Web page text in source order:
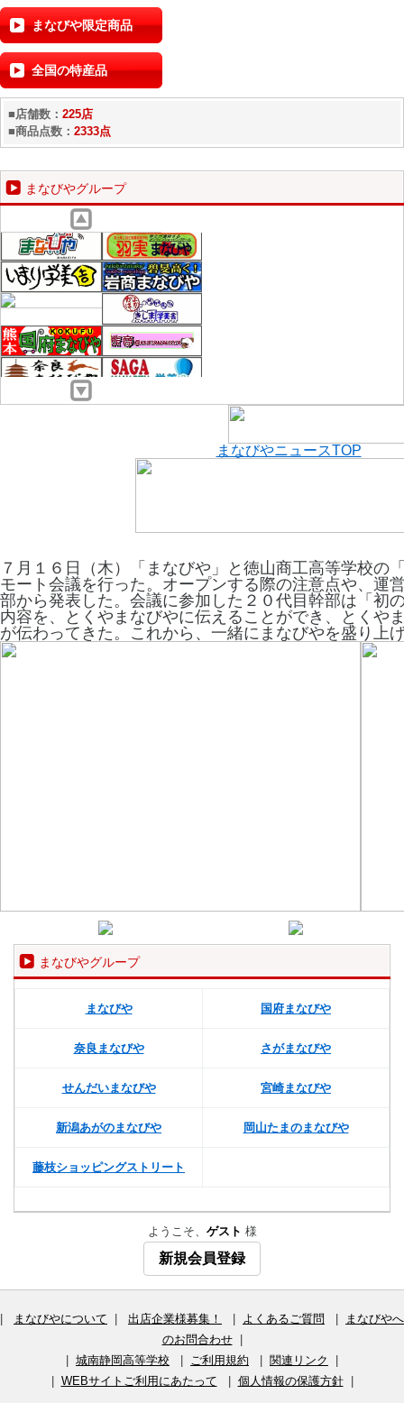
まなびや限定商品
全国の特産品
■店舗数： 225店
■商品点数： 2333点
まなびやグループ
まなびやニュースTOP
７月１６日（木）「まなびや」と徳山商工高等学校の
モート会議を行った。オープンする際の注意点や、運
部から発表した。会議に参加した２０代目幹部は「初
内容を、とくやまなびやに伝えることができ、とくや
が伝わってきた。これから、一緒にまなびやを盛り上
まなびやグループ
まなびや 国府まなびや
奈良まなびや さがまなびや
せんだいまなびや 宮崎まなびや
新潟あがのまなびや 岡山たまのまなびや
藤枝ショッピングストリート
ようこそ、 ゲスト 様
新規会員登録
まなびやについて 出店企業様募集！ よくあるご質問
まなびやへ
のお問合わせ|
城南静岡高等学校 ご利用規約 関連リンク
WEBサイトご利用にあたって 個人情報の保護方針|